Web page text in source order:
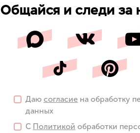
Общайся и следи за
Даю согласие на обработку
данных
С Политикой обработки